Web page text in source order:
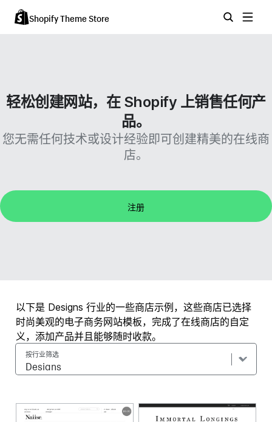
Shopify Theme Store
轻松创建网站，在 Shopify 上销售任何产
品。
您无需任何技术或设计经验即可创建精美的在线商
店。
注册
以下是 Designs 行业的一些商店示例，这些商店已选择
时尚美观的电子商务网站模板，完成了在线商店的自定
义，添加产品并且能够随时收款。
按行业筛选